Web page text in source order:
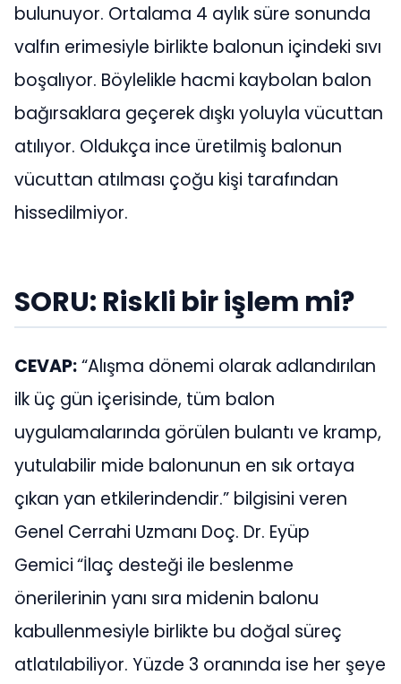
bulunuyor. Ortalama 4 aylık süre sonunda
valfın erimesiyle birlikte balonun içindeki sıvı
boşalıyor. Böylelikle hacmi kaybolan balon
bağırsaklara geçerek dışkı yoluyla vücuttan
atılıyor. Oldukça ince üretilmiş balonun
vücuttan atılması çoğu kişi tarafından
hissedilmiyor.
SORU: Riskli bir işlem mi?
CEVAP:“Alışma dönemi olarak adlandırılan
ilk üç gün içerisinde, tüm balon
uygulamalarında görülen bulantı ve kramp,
yutulabilir mide balonunun en sık ortaya
çıkan yan etkilerindendir.” bilgisini veren
Genel Cerrahi Uzmanı Doç. Dr. Eyüp
Gemici“İlaç desteği ile beslenme
önerilerinin yanı sıra midenin balonu
kabullenmesiyle birlikte bu doğal süreç
atlatılabiliyor. Yüzde 3 oranında ise her şeye